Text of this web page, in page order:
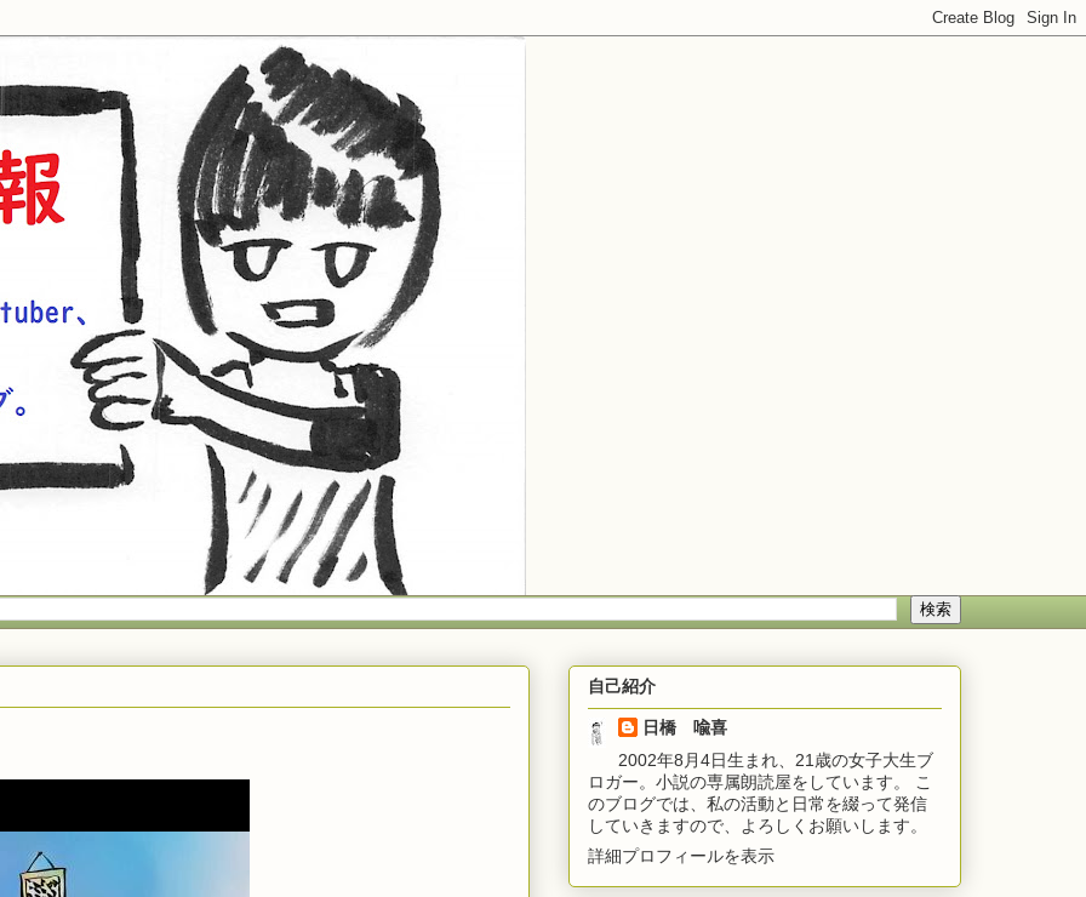
自己紹介
日橋 喩喜
2002年8月4日生まれ、21歳の女子大生ブ
ロガー。小説の専属朗読屋をしています。 こ
のブログでは、私の活動と日常を綴って発信
していきますので、よろしくお願いします。
詳細プロフィールを表示